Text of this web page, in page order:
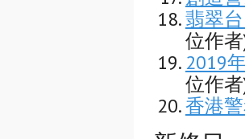
翡翠
位作
2019
位作
香港